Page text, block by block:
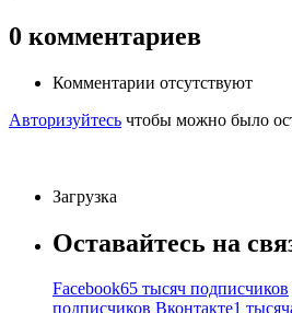
0 комментариев
Комментарии отсутствуют
Авторизуйтесь чтобы можно было
Загрузка
Оставайтесь на
Facebook65 тысяч подписчиков
подписчиков Вконтакте1